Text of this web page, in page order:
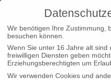
Home Type|News
“Saving
Independent Film Festival
Wir benötigen Ihre Zustimmung,
besuchen können.
Wenn Sie unter 16 Jahre alt sind
freiwilligen Diensten geben
Erziehungsberechtigten um
Wir verwenden Cookies und